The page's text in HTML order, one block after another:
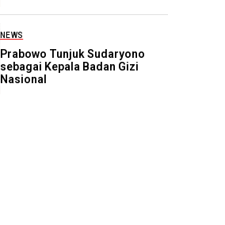
NEWS
Prabowo Tunjuk Sudaryono
sebagai Kepala Badan Gizi
Nasional